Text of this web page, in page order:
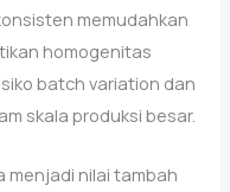
memudahkan
homogenitas
batch variation dan
skala produksi besar.
menjadi nilai tambah